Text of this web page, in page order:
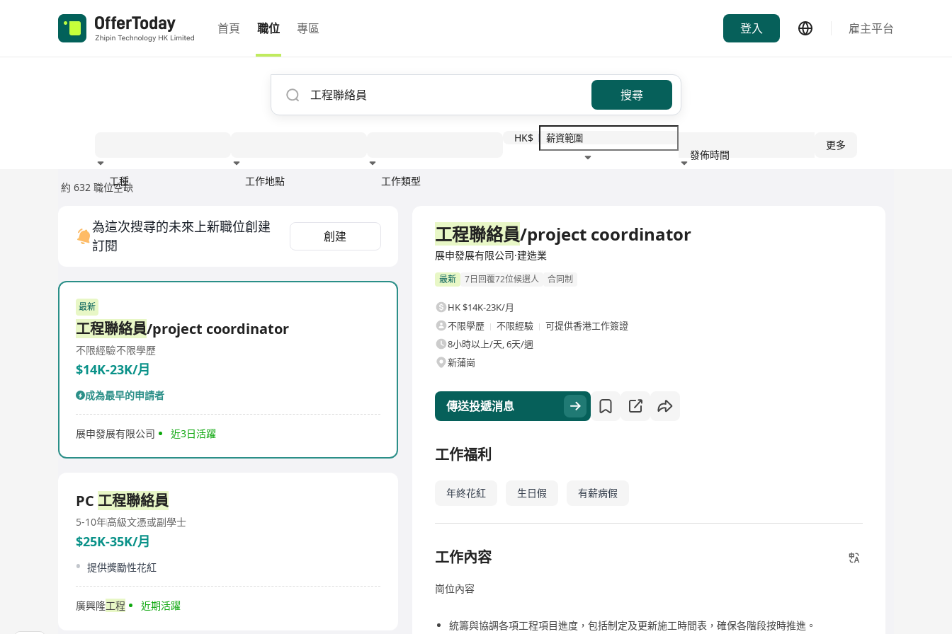
首頁 職位 專區 登入 雇主平台
搜尋
工種 工作地點 工作類型
HK$
發佈時間
更多
約 632 職位空缺
為這次搜尋的未來上新職位創建
訂閱
創建
最新
工程聯絡員/project coordinator
不限經驗不限學歷
$14K-23K/月
成為最早的申請者
展申發展有限公司 近3日活躍
PC 工程聯絡員
5-10年高級文憑或副學士
$25K-35K/月
提供獎勵性花紅
廣興隆工程 近期活躍
工程聯絡員/project coordinator
展申發展有限公司·建造業
最新 7日回覆72位候選人 合同制
HK $14K-23K/月
不限學歷
不限經驗
可提供香港工作簽證
8小時以上/天, 6天/週
新蒲崗
傳送投遞消息
工作福利
年終花紅 生日假 有薪病假
工作內容
崗位內容
統籌與協調各項工程項目進度，包括制定及更新施工時間表，確保各階段按時推進。